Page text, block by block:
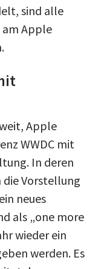
sind alle
am Apple
Apple
WWDC mit
In deren
die Vorstellung
neues
als „one more
wieder ein
werden. Es